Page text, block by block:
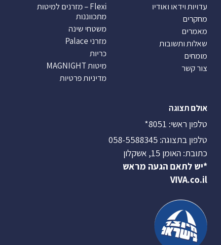
עדויות וידאו ואודיו
מחקרים
מאמרים
שאלות ותשובות
מומחים
צור קשר
Flexi – מזרנים למיטות
מתכווננות
משטחי שינה
מזרני Palace
כריות
מיטות MAGNIGHT
מדיניות פרטיות
אולם תצוגה
טלפון ראשי: 8051*
טלפון בתצוגה: 058-5588345
כתובת: האומן 15, אשקלון
*יש לתאם הגעה מראש
VIVA.co.il